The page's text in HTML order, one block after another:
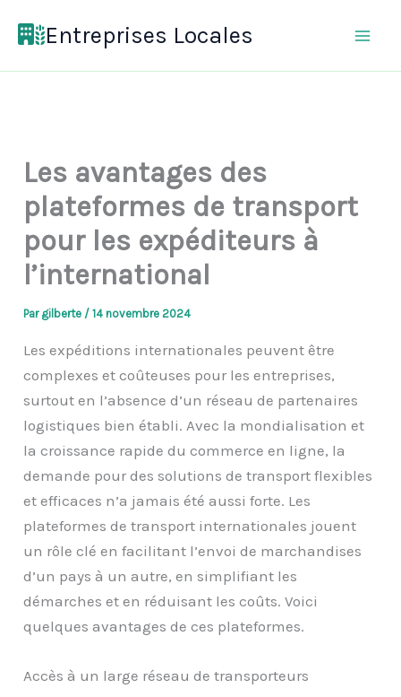
Entreprises Locales
Les avantages des
plateformes de transport
pour les expéditeurs à
l’international
Par gilberte /14 novembre 2024
Les expéditions internationales peuvent être
complexes et coûteuses pour les entreprises,
surtout en l’absence d’un réseau de partenaires
logistiques bien établi. Avec la mondialisation et
la croissance rapide du commerce en ligne, la
demande pour des solutions de transport flexibles
et efficaces n’a jamais été aussi forte. Les
plateformes de transport internationales jouent
un rôle clé en facilitant l’envoi de marchandises
d’un pays à un autre, en simplifiant les
démarches et en réduisant les coûts. Voici
quelques avantages de ces plateformes.
Accès à un large réseau de transporteurs